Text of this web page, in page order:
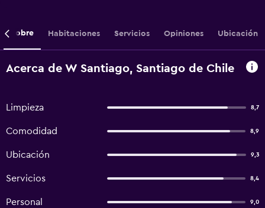
Sobre Habitaciones Servicios Opiniones Ubicación
Acerca de W Santiago, Santiago de Chile
Limpieza 8,7
Comodidad 8,9
Ubicación 9,3
Servicios 8,4
Personal 9,0